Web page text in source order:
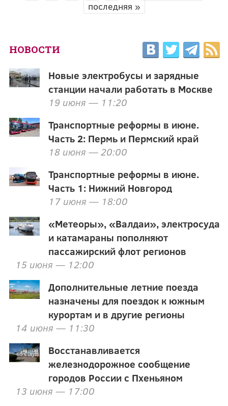
последняя »
НОВОСТИ
Новые электробусы и зарядные
станции начали работать в Москве
19 июня — 11:20
Транспортные реформы в июне.
Часть 2: Пермь и Пермский край
18 июня — 20:00
Транспортные реформы в июне.
Часть 1: Нижний Новгород
17 июня — 18:00
«Метеоры», «Валдаи», электросуда
и катамараны пополняют
пассажирский флот регионов
15 июня — 12:00
Дополнительные летние поезда
назначены для поездок к южным
курортам и в другие регионы
14 июня — 11:30
Восстанавливается
железнодорожное сообщение
городов России с Пхеньяном
13 июня — 17:00